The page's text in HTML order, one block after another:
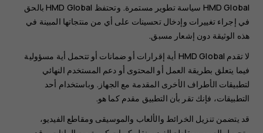
HMD Global سياسة تطوير مستمرة. وتحتفظ HMD Global بالحق
في إجراء تغييرات وإدخال تحسينات على أي من منتجاتها المبينة في
هذه الوثيقة دون إشعار مسبق.
لا تقدم HMD Global أية إقرارات أو ضمانات أو تتحمل أية مسؤولية
فيما يتعلق بطريقة العمل أو المحتوى أو دعم المستخدم النهائي
لتطبيقات الأطراف الأخرى المقدمة مع الجهاز. وباستخدام أحد
التطبيقات، فإنك تقر بأن التطبيق مقدم كما هو.
قد يتضمن تنزيل الخرائط والألعاب والموسيقى ومقاطع الفيديو،